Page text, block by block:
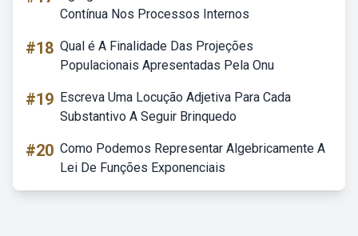
Contínua Nos Processos Internos
#18 Qual é A Finalidade Das Projeções
Populacionais Apresentadas Pela Onu
#19 Escreva Uma Locução Adjetiva Para Cada
Substantivo A Seguir Brinquedo
#20 Como Podemos Representar Algebricamente A
Lei De Funções Exponenciais